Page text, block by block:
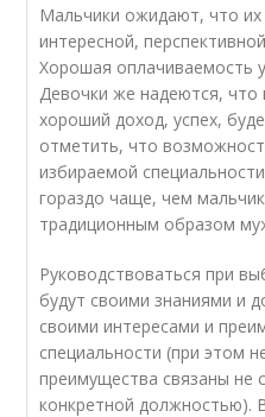
Мальчики ожидают, что их
интересной,
Хорошая оплачиваемость
Девочки же надеются, что
хороший доход, успех,
отметить, что
избираемой
гораздо чаще, чем
традиционным образом
Руководствоваться при
будут своими знаниями и
своими интересами и
специальности (при этом
преимущества связаны не
конкретной должностью).